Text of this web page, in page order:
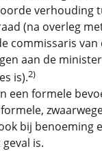
verhouding
(na overleg
commissaris van
aan de
is).2)
een formele
bij benoeming
is.